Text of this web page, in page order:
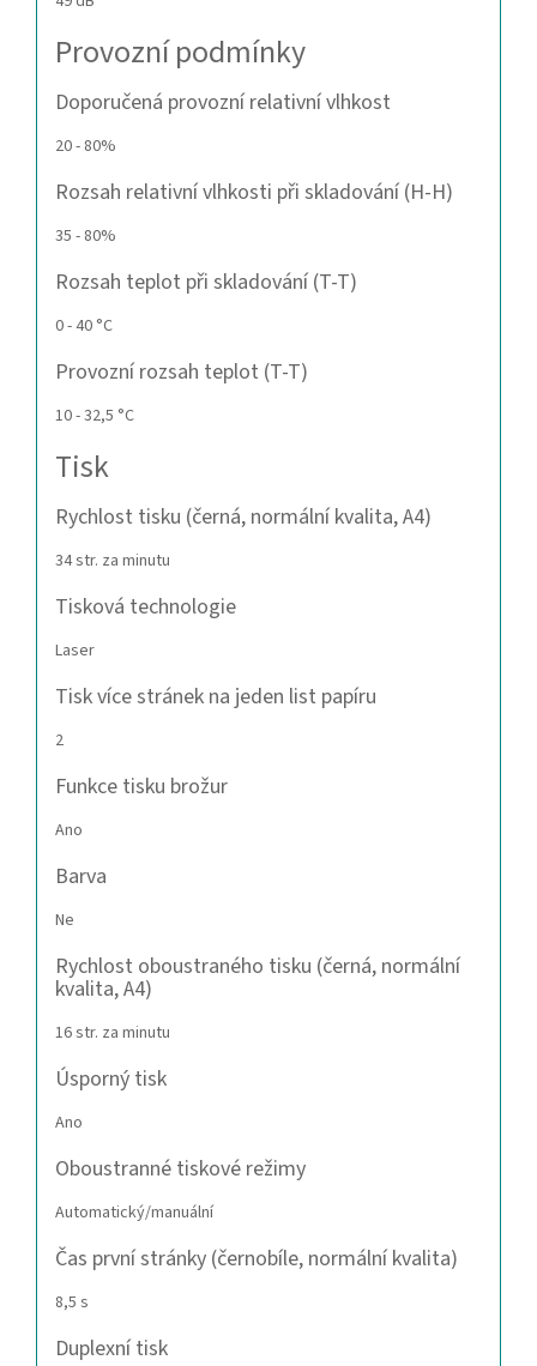
Provozní podmínky
Doporučená provozní relativní vlhkost
20 - 80%
Rozsah relativní vlhkosti při skladování (H-H)
35 - 80%
Rozsah teplot při skladování (T-T)
0 - 40 °C
Provozní rozsah teplot (T-T)
10 - 32,5 °C
Tisk
Rychlost tisku (černá, normální kvalita, A4)
34 str. za minutu
Tisková technologie
Laser
Tisk více stránek na jeden list papíru
2
Funkce tisku brožur
Ano
Barva
Ne
Rychlost oboustraného tisku (černá, normální
kvalita, A4)
16 str. za minutu
Úsporný tisk
Ano
Oboustranné tiskové režimy
Automatický/manuální
Čas první stránky (černobíle, normální kvalita)
8,5 s
Duplexní tisk